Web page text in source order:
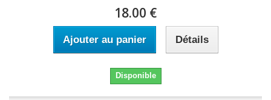
18.00 €
Ajouter au panier Détails
Disponible